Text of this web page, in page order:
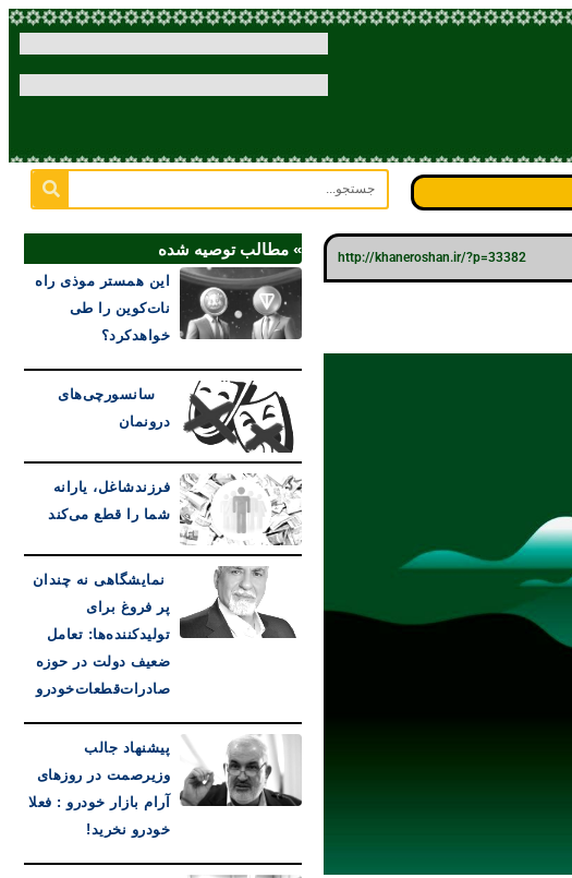
http://khaneroshan.ir/?p=33382 » مطالب توصیه شده
این همستر موذی راه
نات‌کوین را طی
خواهدکرد؟
سانسورچی‌های
درونمان
فرزندشاغل، یارانه
شما را قطع می‌کند
نمایشگاهی نه چندان
پر فروغ برای
تولیدکننده‌ها: تعامل
ضعیف دولت در حوزه
صادرات‌قطعات‌خودرو
پیشنهاد جالب
وزیرصمت در روزهای
آرام بازار خودرو : فعلا
خودرو نخرید!